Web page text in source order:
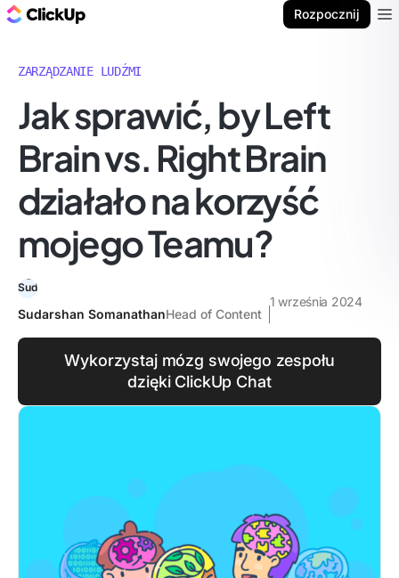
Rozpocznij
ZARZĄDZANIE LUDŹMI
Jak sprawić, by Left
Brain vs. Right Brain
działało na korzyść
mojego Teamu?
Sudarshan SomanathanHead of Content
1 września 2024
Wykorzystaj mózg swojego zespołu
dzięki ClickUp Chat